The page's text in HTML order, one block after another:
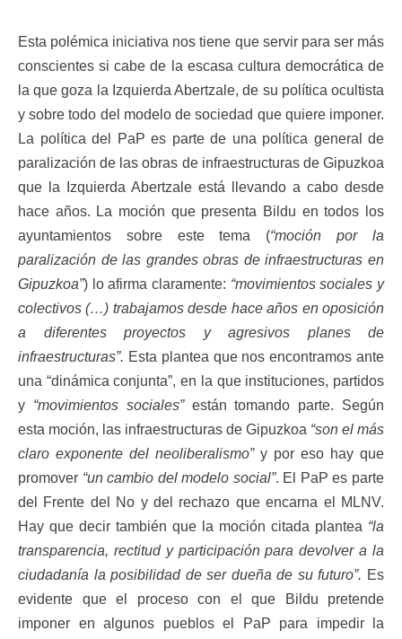
Esta polémica iniciativa nos tiene que servir para ser más
conscientes si cabe de la escasa cultura democrática de
la que goza la Izquierda Abertzale, de su política ocultista
y sobre todo del modelo de sociedad que quiere imponer.
La política del PaP es parte de una política general de
paralización de las obras de infraestructuras de Gipuzkoa
que la Izquierda Abertzale está llevando a cabo desde
hace años. La moción que presenta Bildu en todos los
ayuntamientos sobre este tema (“moción por la
paralización de las grandes obras de infraestructuras en
Gipuzkoa”) lo afirma claramente: “movimientos sociales y
colectivos (…) trabajamos desde hace años en oposición
a diferentes proyectos y agresivos planes de
infraestructuras”. Esta plantea que nos encontramos ante
una “dinámica conjunta”, en la que instituciones, partidos
y “movimientos sociales”están tomando parte. Según
esta moción, las infraestructuras de Gipuzkoa “son el más
claro exponente del neoliberalismo”y por eso hay que
promover “un cambio del modelo social”. El PaP es parte
del Frente del No y del rechazo que encarna el MLNV.
Hay que decir también que la moción citada plantea “la
transparencia, rectitud y participación para devolver a la
ciudadanía la posibilidad de ser dueña de su futuro”. Es
evidente que el proceso con el que Bildu pretende
imponer en algunos pueblos el PaP para impedir la